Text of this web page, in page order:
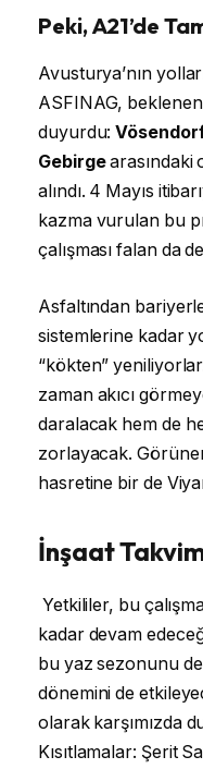
Peki, A21’de
Avusturya’nın
ASFINAG,
duyurdu:
Gebirgearasındaki
alındı. 4 Mayıs
kazma vurulan bu
çalışması falan da
Asfaltından
sistemlerine kadar
“kökten”
zaman akıcı
daralacak hem de
zorlayacak.
hasretine bir de
İnşaat
Yetkililer, bu
kadar devam
bu yaz sezonunu
dönemini de
olarak karşımızda
Kısıtlamalar: Şerit